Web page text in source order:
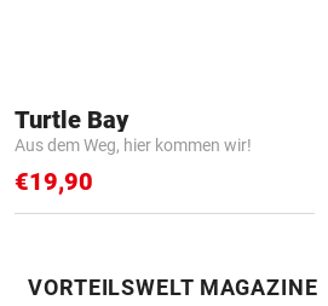
Turtle Bay
Aus dem Weg, hier kommen wir!
€19,90
VORTEILSWELT MAGAZINE